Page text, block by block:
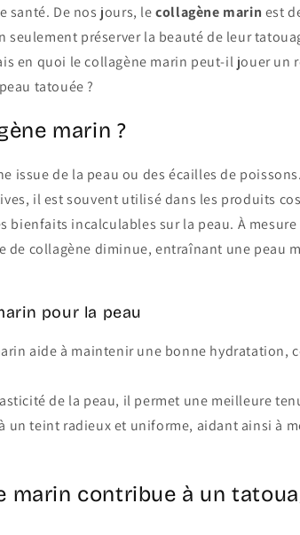
santé. De nos jours, lecollagène marin est
préserver la beauté de leur
en quoi le collagène marin peut-il jouer un
tatouée ?
marin ?
issue de la peau ou des écailles de
il est souvent utilisé dans les produits
bienfaits incalculables sur la peau. À
collagène diminue, entraînant une peau
pour la peau
aide à maintenir une bonne hydratation,
de la peau, il permet une meilleure
un teint radieux et uniforme, aidant ainsi à
marin contribue à un